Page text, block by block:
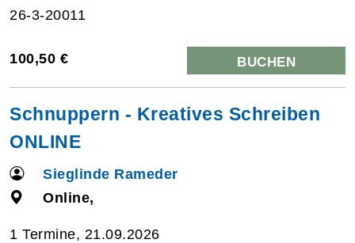
26-3-20011
100,50 € BUCHEN
Schnuppern - Kreatives Schreiben
ONLINE
Sieglinde Rameder
Online,
1 Termine, 21.09.2026